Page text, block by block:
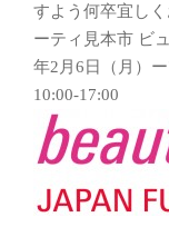
すよう何卒宜し
ーティ見本市 ビ
年2月6日（月）
10:00-17:00